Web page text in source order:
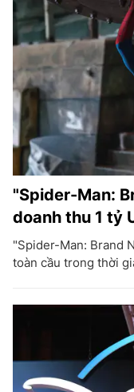
"Spider-Man:
doanh thu 1 tỷ
"Spider-Man: Brand
toàn cầu trong thời